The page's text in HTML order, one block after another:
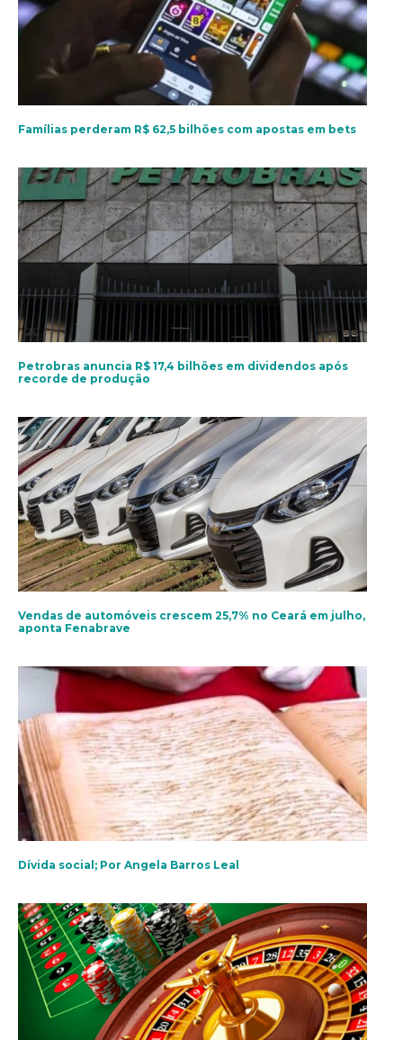
Famílias perderam R$ 62,5 bilhões com apostas em bets
Petrobras anuncia R$ 17,4 bilhões em dividendos após
recorde de produção
Vendas de automóveis crescem 25,7% no Ceará em julho,
aponta Fenabrave
Dívida social; Por Angela Barros Leal